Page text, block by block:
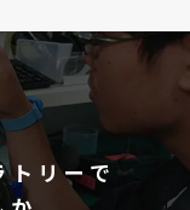
リーで